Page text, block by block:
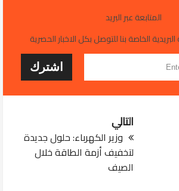
المتابعة عبر البريد
الخاصة بنا للتوصل بكل الاخبار الحصرية
التالي
وزير الكهرباء: حلول جديدة
لتخفيف أزمة الطاقة خلال
الصيف